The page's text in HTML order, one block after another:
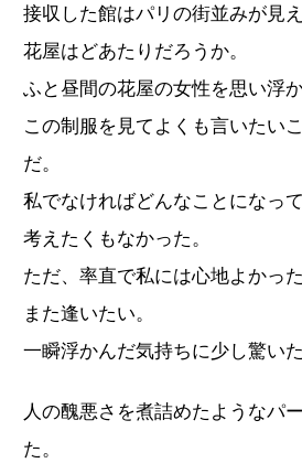
接収した館はパリの街並みが見
花屋はどあたりだろうか。
ふと昼間の花屋の女性を思い浮か
この制服を見てよくも言いたい
だ。
私でなければどんなことになって
考えたくもなかった。
ただ、率直で私には心地よかった
また逢いたい。
一瞬浮かんだ気持ちに少し驚いた
人の醜悪さを煮詰めたようなパ
た。